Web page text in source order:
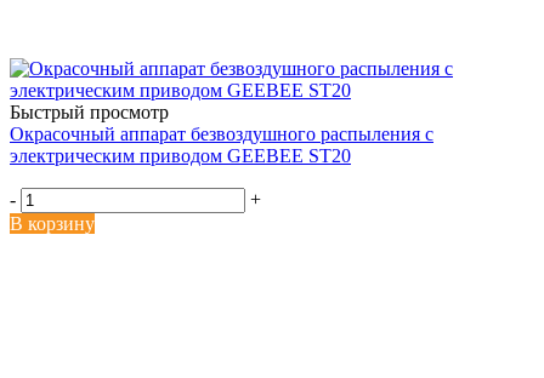
Быстрый просмотр
Окрасочный аппарат безвоздушного распыления с
электрическим приводом GEEBEE ST20
-
+
В корзину